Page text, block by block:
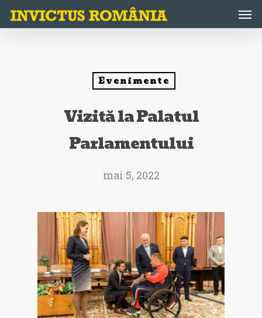
Skip
Evenimente
Vizită la Palatul
Parlamentului
mai 5, 2022